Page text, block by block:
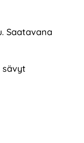
Saatavana
sävyt